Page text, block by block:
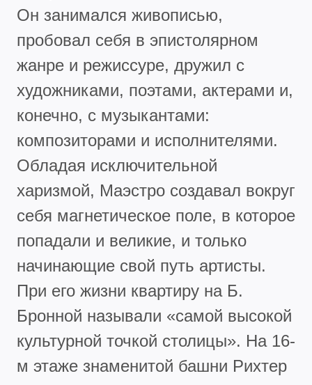
Он занимался живописью,
пробовал себя в эпистолярном
жанре и режиссуре, дружил с
художниками, поэтами, актерами и,
конечно, с музыкантами:
композиторами и исполнителями.
Обладая исключительной
харизмой, Маэстро создавал вокруг
себя магнетическое поле, в которое
попадали и великие, и только
начинающие свой путь артисты.
При его жизни квартиру на Б.
Бронной называли «самой высокой
культурной точкой столицы». На 16-
м этаже знаменитой башни Рихтер